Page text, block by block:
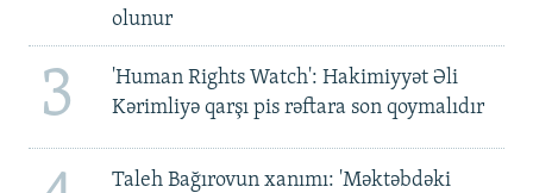
olunur
3
'Human Rights Watch': Hakimiyyət Əli
Kərimliyə qarşı pis rəftara son qoymalıdır
Taleh Bağırovun xanımı: 'Məktəbdəki